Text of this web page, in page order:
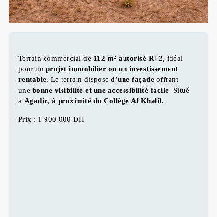
Terrain commercial de 112 m² autorisé R+2, idéal
pour un projet immobilier ou un investissement
rentable. Le terrain dispose d’une façade offrant
une bonne visibilité et une accessibilité facile. Situé
à Agadir, à proximité du Collège Al Khalil.
Prix : 1 900 000 DH